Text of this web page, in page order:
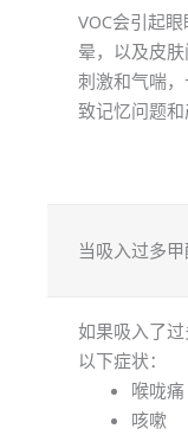
VOC会引起
晕，以及皮
刺激和气喘
致记忆问题和
当吸入过多甲
如果吸入了
以下症状：
喉咙痛
咳嗽